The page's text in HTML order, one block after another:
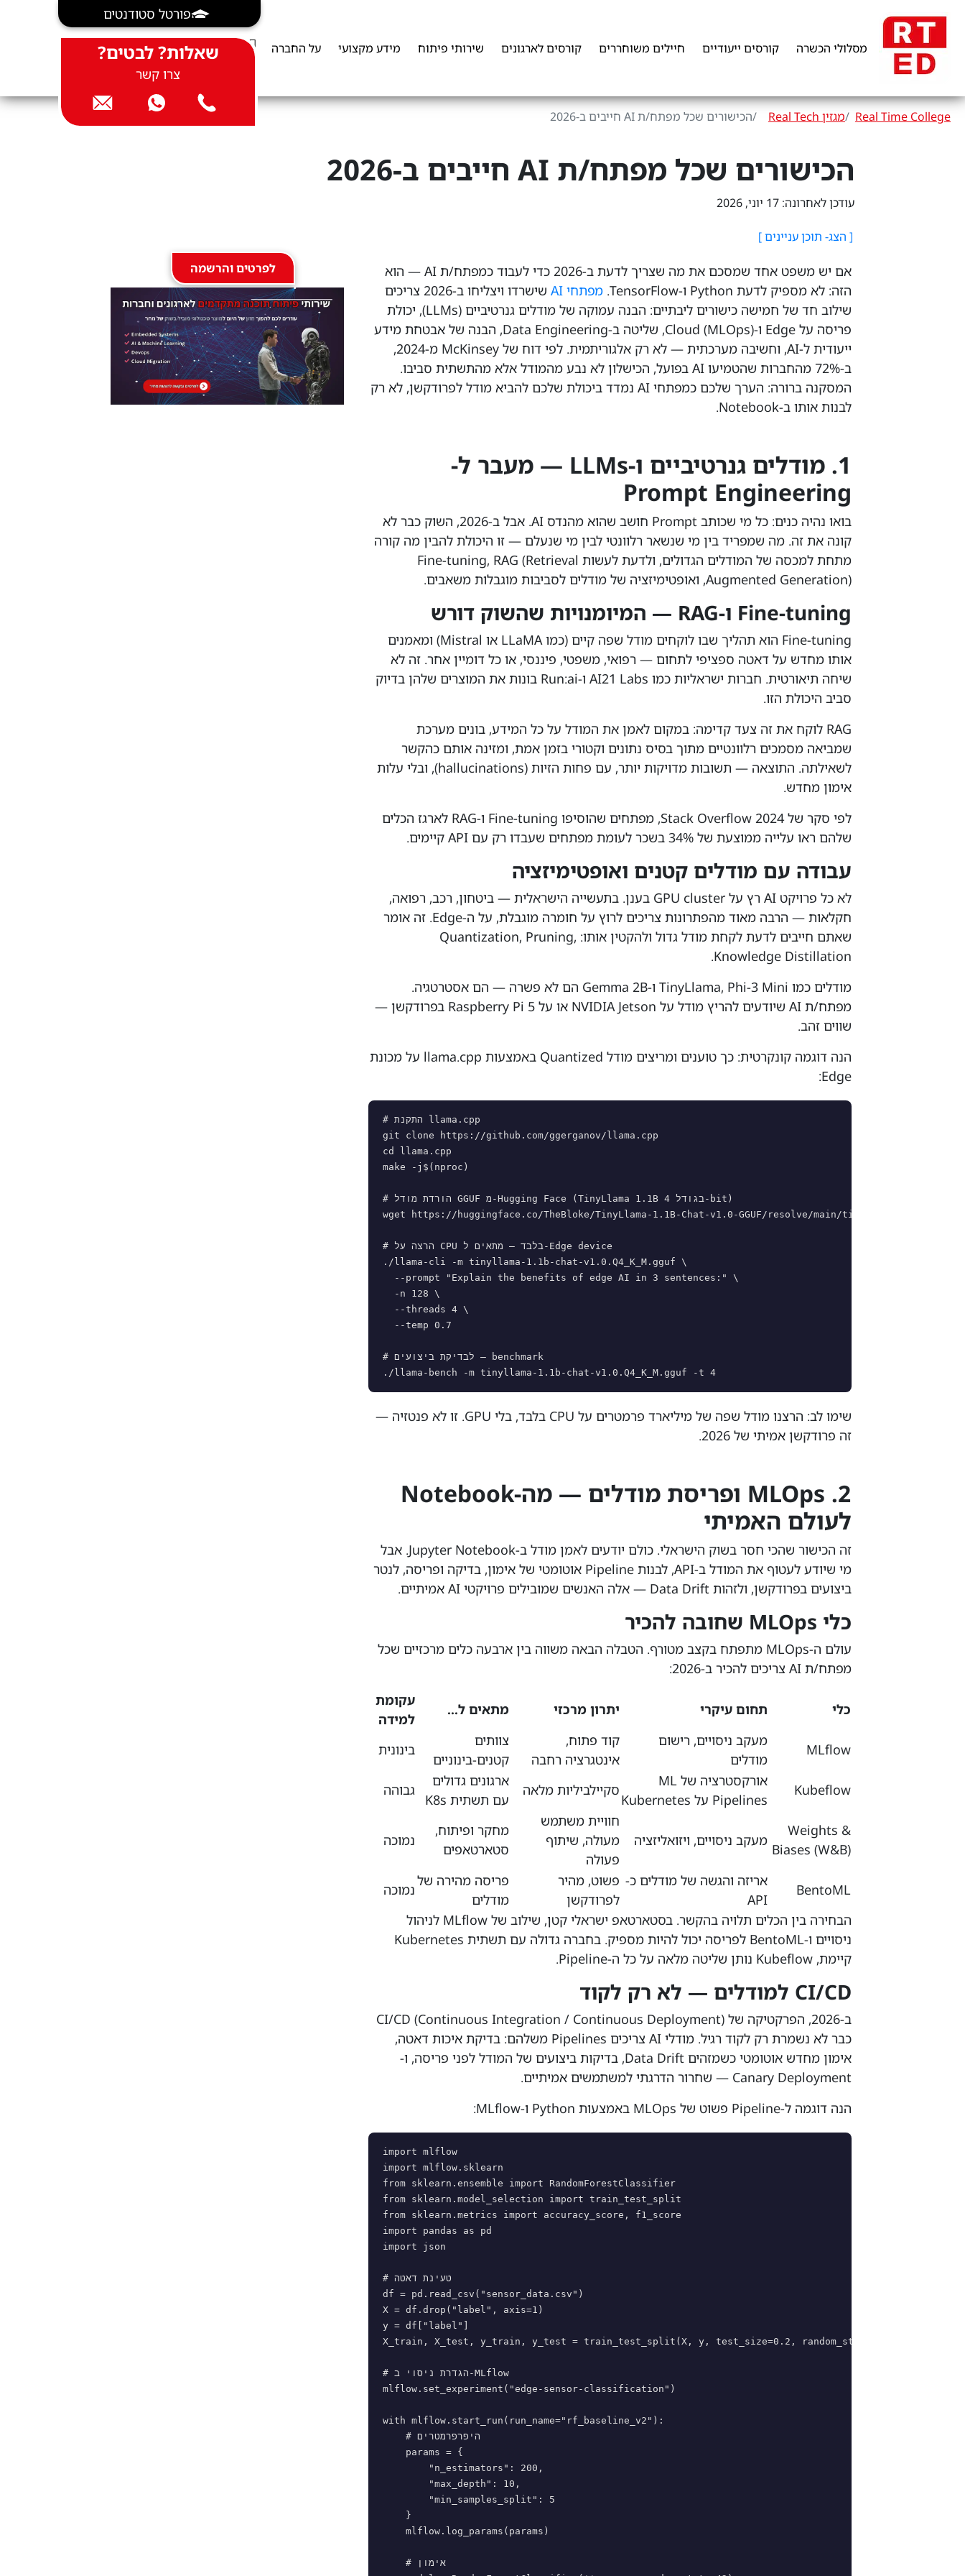
על החברה מידע מקצועי שירותי פיתוח קורסים לארגונים חיילים משוחררים קורסים ייעודיים מסלולי הכשרה
פורטל סטודנטים
שאלות? לבטים?
צרו קשר
Real Time College מגזין Real Tech הכישורים שכל מפתח/ת AI חייבים ב-2026
הכישורים שכל מפתח/ת AI חייבים ב-2026
עודכן לאחרונה: 17 יוני, 2026
לפרטים והרשמה
אם יש משפט אחד שמסכם את מה שצריך לדעת ב-2026 כדי לעבוד כמפתח/ת AI — הוא
הזה: לא מספיק לדעת Python ו-TensorFlow.
מפתחי AI
שישרדו ויצליחו ב-2026 צריכים
שילוב חד של חמישה כישורים ליבתיים: הבנה עמוקה של מודלים גנרטיביים (LLMs), יכולת
פריסה על Edge ו-Cloud (MLOps), שליטה ב-Data Engineering, הבנה של אבטחת מידע
ייעודית ל-AI, וחשיבה מערכתית — לא רק אלגוריתמית. לפי דוח של McKinsey מ-2024,
ב-72% מהחברות שהטמיעו AI בפועל, הכישלון לא נבע מהמודל אלא מהתשתית סביבו.
המסקנה ברורה: הערך שלכם כמפתחי AI נמדד ביכולת שלכם להביא מודל לפרודקשן, לא רק
לבנות אותו ב-Notebook.
1. מודלים גנרטיביים ו-LLMs — מעבר ל-
Prompt Engineering
בואו נהיה כנים: כל מי שכותב Prompt חושב שהוא מהנדס AI. אבל ב-2026, השוק כבר לא
קונה את זה. מה שמפריד בין מי שנשאר רלוונטי לבין מי שנעלם — זו היכולת להבין מה קורה
מתחת למכסה של המודלים הגדולים, ולדעת לעשות Fine-tuning, RAG (Retrieval
Augmented Generation), ואופטימיזציה של מודלים לסביבות מוגבלות משאבים.
Fine-tuning ו-RAG — המיומנויות שהשוק דורש
Fine-tuning הוא תהליך שבו לוקחים מודל שפה קיים (כמו LLaMA או Mistral) ומאמנים
אותו מחדש על דאטה ספציפי לתחום — רפואי, משפטי, פיננסי, או כל דומיין אחר. זה לא
שיחה תיאורטית. חברות ישראליות כמו AI21 Labs ו-Run:ai בונות את המוצרים שלהן בדיוק
סביב היכולת הזו.
RAG לוקח את זה צעד קדימה: במקום לאמן את המודל על כל המידע, בונים מערכת
שמביאה מסמכים רלוונטיים מתוך בסיס נתונים וקטורי בזמן אמת, ומזינה אותם כהקשר
לשאילתה. התוצאה — תשובות מדויקות יותר, עם פחות הזיות (hallucinations), ובלי עלות
אימון מחדש.
לפי סקר של Stack Overflow 2024, מפתחים שהוסיפו Fine-tuning ו-RAG לארגז הכלים
שלהם ראו עלייה ממוצעת של 34% בשכר לעומת מפתחים שעבדו רק עם API קיימים.
עבודה עם מודלים קטנים ואופטימיזציה
לא כל פרויקט AI רץ על GPU cluster בענן. בתעשייה הישראלית — ביטחון, רכב, רפואה,
חקלאות — הרבה מאוד מהפתרונות צריכים לרוץ על חומרה מוגבלת, על ה-Edge. זה אומר
שאתם חייבים לדעת לקחת מודל גדול ולהקטין אותו: Quantization, Pruning,
Knowledge Distillation.
מודלים כמו TinyLlama, Phi-3 Mini ו-Gemma 2B הם לא פשרה — הם אסטרטגיה.
מפתח/ת AI שיודעים להריץ מודל על NVIDIA Jetson או על Raspberry Pi 5 בפרודקשן —
שווים זהב.
הנה דוגמה קונקרטית: כך טוענים ומריצים מודל Quantized באמצעות llama.cpp על מכונת
Edge:
# התקנת llama.cpp
git clone https://github.com/ggerganov/llama.cpp
cd llama.cpp
make -j$(nproc)
# הורדת מודל GGUF מ-Hugging Face (TinyLlama 1.1B בגודל 4-bit)
wget https://huggingface.co/TheBloke/TinyLlama-1.1B-Chat-v1.0-GGUF/resolve/main/tinyllama-1.1b-chat-
# הרצה על CPU בלבד — מתאים ל-Edge device
./llama-cli -m tinyllama-1.1b-chat-v1.0.Q4_K_M.gguf \
  --prompt "Explain the benefits of edge AI in 3 sentences:" \
  -n 128 \
  --threads 4 \
  --temp 0.7
# לבדיקת ביצועים — benchmark
./llama-bench -m tinyllama-1.1b-chat-v1.0.Q4_K_M.gguf -t 4
שימו לב: הרצנו מודל שפה של מיליארד פרמטרים על CPU בלבד, בלי GPU. זו לא פנטזיה —
זה פרודקשן אמיתי של 2026.
2. MLOps ופריסת מודלים — מה-Notebook
לעולם האמיתי
זה הכישור שהכי חסר בשוק הישראלי. כולם יודעים לאמן מודל ב-Jupyter Notebook. אבל
מי שיודע לעטוף את המודל ב-API, לבנות Pipeline אוטומטי של אימון, בדיקה ופריסה, לנטר
ביצועים בפרודקשן, ולזהות Data Drift — אלה האנשים שמובילים פרויקטי AI אמיתיים.
כלי MLOps שחובה להכיר
עולם ה-MLOps מתפתח בקצב מטורף. הטבלה הבאה משווה בין ארבעה כלים מרכזיים שכל
מפתח/ת AI צריכים להכיר ב-2026:
כלי תחום עיקרי יתרון מרכזי מתאים ל...
עקומת
למידה
MLflow
מעקב ניסויים, רישום
מודלים
קוד פתוח,
אינטגרציה רחבה
צוותים
קטנים-בינוניים
בינונית
Kubeflow
אורקסטרציה של ML
Pipelines על Kubernetes
סקיילביליות מלאה
ארגונים גדולים
עם תשתית K8s
גבוהה
Weights &
Biases (W&B)
מעקב ניסויים, ויזואליזציה
חוויית משתמש
מעולה, שיתוף
פעולה
מחקר ופיתוח,
סטארטאפים
נמוכה
BentoML
אריזה והגשה של מודלים כ-
API
פשוט, מהיר
לפרודקשן
פריסה מהירה של
מודלים
נמוכה
הבחירה בין הכלים תלויה בהקשר. בסטארטאפ ישראלי קטן, שילוב של MLflow לניהול
ניסויים ו-BentoML לפריסה יכול להיות מספיק. בחברה גדולה עם תשתית Kubernetes
קיימת, Kubeflow נותן שליטה מלאה על כל ה-Pipeline.
CI/CD למודלים — לא רק לקוד
ב-2026, הפרקטיקה של CI/CD (Continuous Integration / Continuous Deployment)
כבר לא נשמרת רק לקוד רגיל. מודלי AI צריכים Pipelines משלהם: בדיקת איכות דאטה,
אימון מחדש אוטומטי כשמזהים Data Drift, בדיקות ביצועים של המודל לפני פריסה, ו-
Canary Deployment — שחרור הדרגתי למשתמשים אמיתיים.
הנה דוגמה ל-Pipeline פשוט של MLOps באמצעות Python ו-MLflow:
import mlflow
import mlflow.sklearn
from sklearn.ensemble import RandomForestClassifier
from sklearn.model_selection import train_test_split
from sklearn.metrics import accuracy_score, f1_score
import pandas as pd
import json
# טעינת דאטה
df = pd.read_csv("sensor_data.csv")
X = df.drop("label", axis=1)
y = df["label"]
X_train, X_test, y_train, y_test = train_test_split(X, y, test_size=0.2, random_state=42)
# הגדרת ניסוי ב-MLflow
mlflow.set_experiment("edge-sensor-classification")
with mlflow.start_run(run_name="rf_baseline_v2"):
    # היפרפרמטרים
    params = {
        "n_estimators": 200,
        "max_depth": 10,
        "min_samples_split": 5
    }
    mlflow.log_params(params)
    # אימון